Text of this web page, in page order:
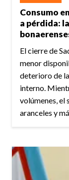
Consumo
a pérdida:
El cierre de
menor
deterioro de
interno.
volúmenes, el
aranceles y